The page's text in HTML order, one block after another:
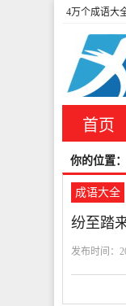
4万个成语大
首页
你的位置：
成语大全
纷至踏
发布时间：